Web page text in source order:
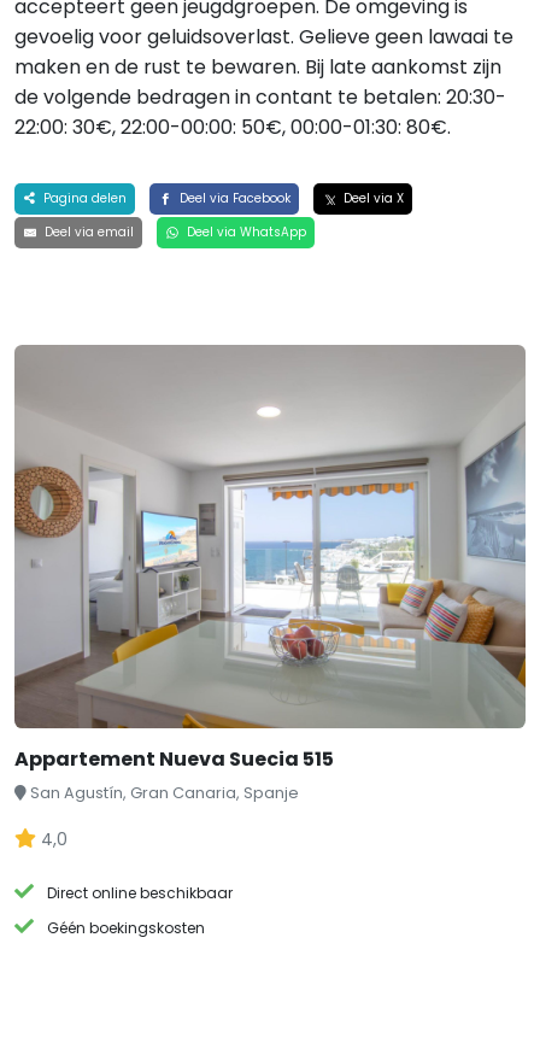
accepteert geen jeugdgroepen. De omgeving is
gevoelig voor geluidsoverlast. Gelieve geen lawaai te
maken en de rust te bewaren. Bij late aankomst zijn
de volgende bedragen in contant te betalen: 20:30-
22:00: 30€, 22:00-00:00: 50€, 00:00-01:30: 80€.
Pagina delen Deel via Facebook
Deel via X
Deel via email
Deel via WhatsApp
Appartement Nueva Suecia 515
San Agustín, Gran Canaria, Spanje
4,0
Direct online beschikbaar
Géén boekingskosten